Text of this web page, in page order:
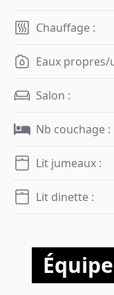
Chauffage :
Eaux propres/
Salon :
Nb couchage :
Lit jumeaux :
Lit dinette :